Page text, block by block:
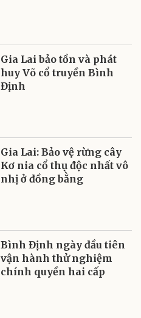
Gia Lai bảo tồn và phát
huy Võ cổ truyền Bình
Định
Gia Lai: Bảo vệ rừng cây
Kơ nia cổ thụ độc nhất vô
nhị ở đồng bằng
Bình Định ngày đầu tiên
vận hành thử nghiệm
chính quyền hai cấp